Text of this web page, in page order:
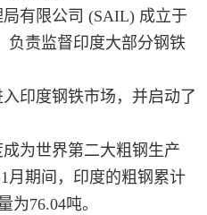
有限公司 (SAIL) 成立于
负责监督印度大部分钢铁
印度钢铁市场，并启动了
成为世界第二大粗钢生产
月期间，印度的粗钢累计
为76.04吨。